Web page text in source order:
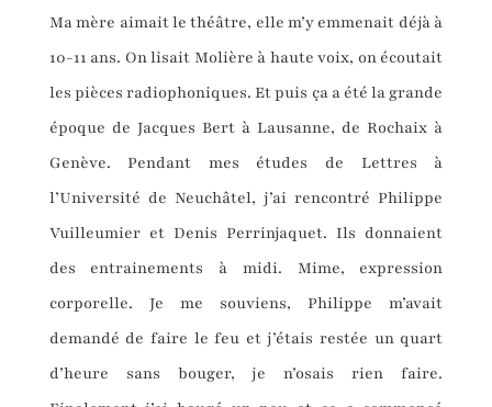
Ma mère aimait le théâtre, elle m’y emmenait déjà à
10-11 ans. On lisait Molière à haute voix, on écoutait
les pièces radiophoniques. Et puis ça a été la grande
époque de Jacques Bert à Lausanne, de Rochaix à
Genève. Pendant mes études de Lettres à
l’Université de Neuchâtel, j’ai rencontré Philippe
Vuilleumier et Denis Perrinjaquet. Ils donnaient
des entrainements à midi. Mime, expression
corporelle. Je me souviens, Philippe m’avait
demandé de faire le feu et j’étais restée un quart
d’heure sans bouger, je n’osais rien faire.